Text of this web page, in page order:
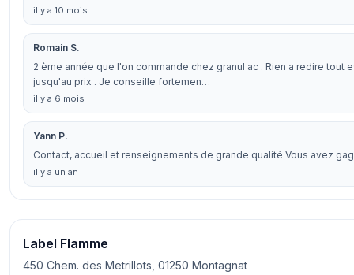
il y a 10 mois
Romain S.
2 ème année que l'on commande chez granul ac . Rien a redire tout
jusqu'au prix . Je conseille fortemen…
il y a 6 mois
Yann P.
Contact, accueil et renseignements de grande qualité Vous avez
il y a un an
Label Flamme
450 Chem. des Metrillots, 01250 Montagnat